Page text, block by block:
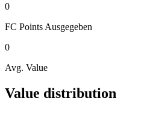
0
FC Points Ausgegeben
0
Avg. Value
Value distribution